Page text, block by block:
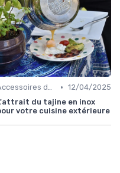
Accessoires de Cuisson • 12/04/2025
du tajine en inox
votre cuisine extérieure